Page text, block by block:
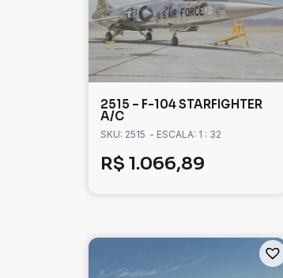
2515 – F-104 STARFIGHTER
A/C
SKU: 2515 - ESCALA: 1 : 32
R$ 1.066,89